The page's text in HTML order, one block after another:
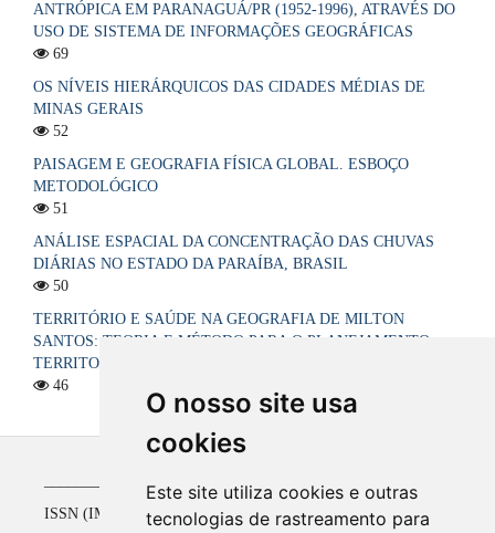
O nosso site usa
cookies
Este site utiliza cookies e outras
tecnologias de rastreamento para
ANTRÓPICA EM PARANAGUÁ/PR (1952-1996), ATRAVÉS DO
USO DE SISTEMA DE INFORMAÇÕES GEOGRÁFICAS
69
OS NÍVEIS HIERÁRQUICOS DAS CIDADES MÉDIAS DE
MINAS GERAIS
52
PAISAGEM E GEOGRAFIA FÍSICA GLOBAL. ESBOÇO
METODOLÓGICO
51
ANÁLISE ESPACIAL DA CONCENTRAÇÃO DAS CHUVAS
DIÁRIAS NO ESTADO DA PARAÍBA, BRASIL
50
TERRITÓRIO E SAÚDE NA GEOGRAFIA DE MILTON
SANTOS: TEORIA E MÉTODO PARA O PLANEJAMENTO
TERRITORIAL DO SISTEMA ÚNICO DE SAÚDE NO BRASIL
46
ISSN (IMPRESSO) 1516-4136 até 2008